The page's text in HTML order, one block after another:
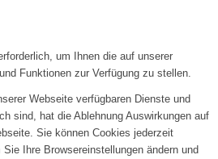
um Ihnen die auf unserer
Funktionen zur Verfügung zu stellen.
Webseite verfügbaren Dienste und
sind, hat die Ablehnung Auswirkungen auf
Sie können Cookies jederzeit
Ihre Browsereinstellungen ändern und